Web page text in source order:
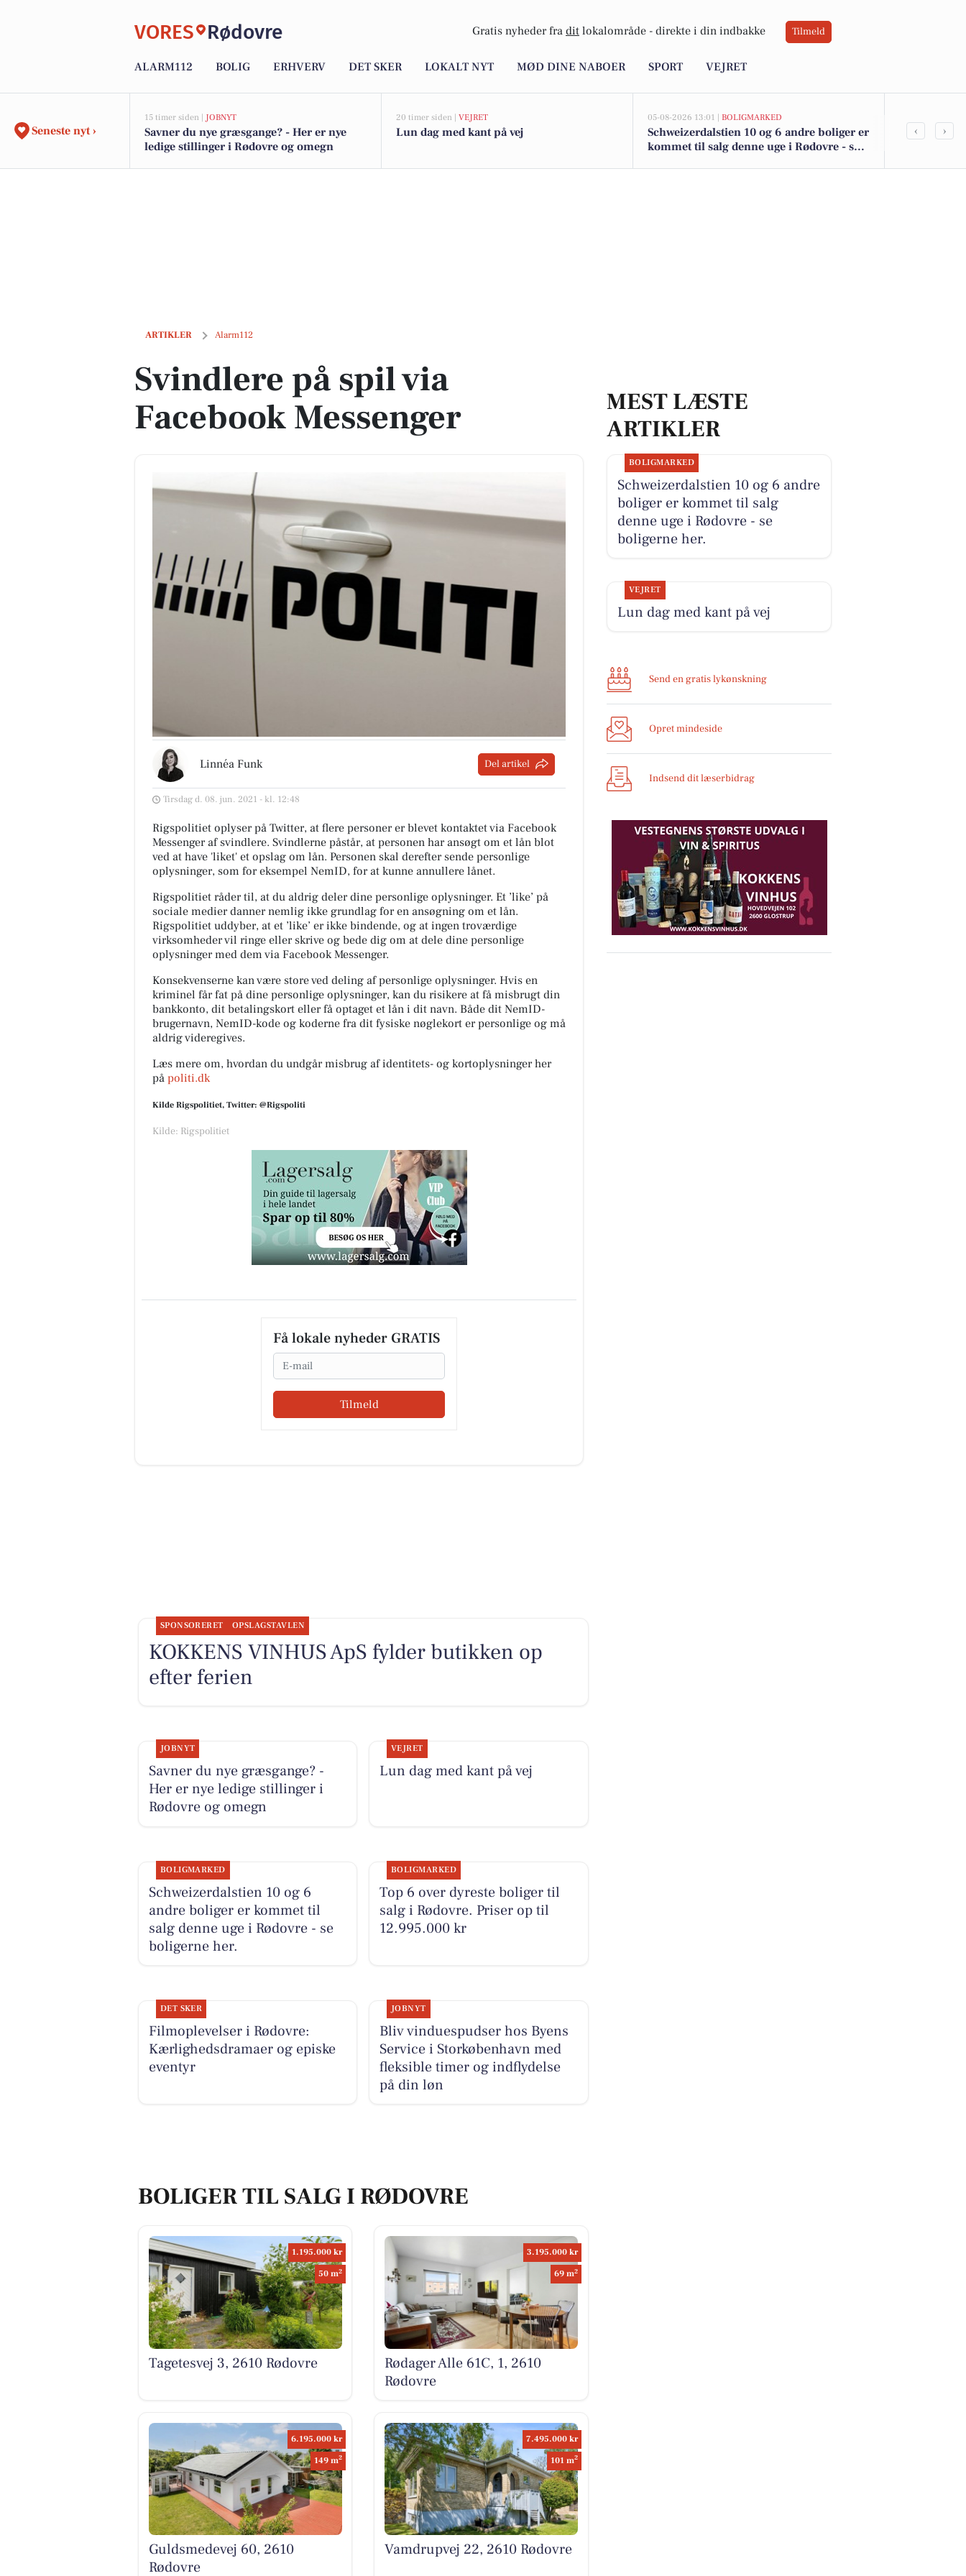
VORES Rødovre Gratis nyheder fra dit lokalområde - direkte i din indbakke Tilmeld
ALARM112 BOLIG ERHVERV DET SKER LOKALT NYT MØD DINE NABOER SPORT VEJRET
Seneste nyt ›
15 timer siden | JOBNYT
Savner du nye græsgange? - Her er nye
ledige stillinger i Rødovre og omegn
20 timer siden | VEJRET
Lun dag med kant på vej
05-08-2026 13:01 | BOLIGMARKED
Schweizerdalstien 10 og 6 andre boliger er
kommet til salg denne uge i Rødovre - se
Top 6 over
‹ ›
ARTIKLER Alarm112
Svindlere på spil via Facebook Messenger
Svindlere på spil via
Facebook Messenger
Linnéa Funk Del artikel
Tirsdag d. 08. jun. 2021 - kl. 12:48
Rigspolitiet oplyser på Twitter, at flere personer er blevet kontaktet via Facebook
Messenger af svindlere. Svindlerne påstår, at personen har ansøgt om et lån blot
ved at have 'liket' et opslag om lån. Personen skal derefter sende personlige
oplysninger, som for eksempel NemID, for at kunne annullere lånet.
Rigspolitiet råder til, at du aldrig deler dine personlige oplysninger. Et ’like’ på
sociale medier danner nemlig ikke grundlag for en ansøgning om et lån.
Rigspolitiet uddyber, at et ’like’ er ikke bindende, og at ingen troværdige
virksomheder vil ringe eller skrive og bede dig om at dele dine personlige
oplysninger med dem via Facebook Messenger.
Konsekvenserne kan være store ved deling af personlige oplysninger. Hvis en
kriminel får fat på dine personlige oplysninger, kan du risikere at få misbrugt din
bankkonto, dit betalingskort eller få optaget et lån i dit navn. Både dit NemID-
brugernavn, NemID-kode og koderne fra dit fysiske nøglekort er personlige og må
aldrig videregives.
Læs mere om, hvordan du undgår misbrug af identitets- og kortoplysninger her
på politi.dk
Kilde Rigspolitiet, Twitter: @Rigspoliti
Kilde: Rigspolitiet
Få lokale nyheder GRATIS
Email
Tilmeld
MEST LÆSTE
ARTIKLER
BOLIGMARKED
Schweizerdalstien 10 og 6 andre
boliger er kommet til salg
denne uge i Rødovre - se
boligerne her.
VEJRET
Lun dag med kant på vej
Send en gratis lykønskning
Opret mindeside
Indsend dit læserbidrag
SPONSORERET OPSLAGSTAVLEN
KOKKENS VINHUS ApS fylder butikken op
efter ferien
JOBNYT
Savner du nye græsgange? -
Her er nye ledige stillinger i
Rødovre og omegn
VEJRET
Lun dag med kant på vej
BOLIGMARKED
Schweizerdalstien 10 og 6
andre boliger er kommet til
salg denne uge i Rødovre - se
boligerne her.
BOLIGMARKED
Top 6 over dyreste boliger til
salg i Rødovre. Priser op til
12.995.000 kr
DET SKER
Filmoplevelser i Rødovre:
Kærlighedsdramaer og episke
eventyr
JOBNYT
Bliv vinduespudser hos Byens
Service i Storkøbenhavn med
fleksible timer og indflydelse
på din løn
BOLIGER TIL SALG I RØDOVRE
1.195.000 kr
50 m2
Tagetesvej 3, 2610 Rødovre
3.195.000 kr
69 m2
Rødager Alle 61C, 1, 2610
Rødovre
6.195.000 kr
149 m2
Guldsmedevej 60, 2610
Rødovre
7.495.000 kr
101 m2
Vamdrupvej 22, 2610 Rødovre